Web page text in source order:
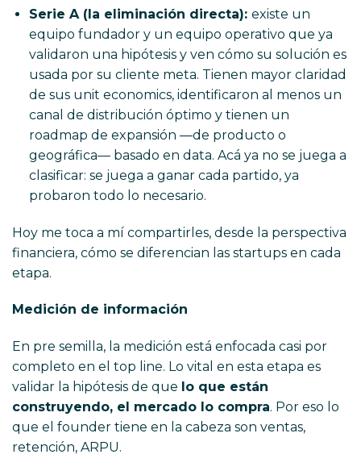
Serie A (la eliminación directa): existe un
equipo fundador y un equipo operativo que ya
validaron una hipótesis y ven cómo su solución es
usada por su cliente meta. Tienen mayor claridad
de sus unit economics, identificaron al menos un
canal de distribución óptimo y tienen un
roadmap de expansión —de producto o
geográfica— basado en data. Acá ya no se juega a
clasificar: se juega a ganar cada partido, ya
probaron todo lo necesario.
Hoy me toca a mí compartirles, desde la perspectiva
financiera, cómo se diferencian las startups en cada
etapa.
Medición de información
En pre semilla, la medición está enfocada casi por
completo en el top line. Lo vital en esta etapa es
validar la hipótesis de que lo que están
construyendo, el mercado lo compra. Por eso lo
que el founder tiene en la cabeza son ventas,
retención, ARPU.